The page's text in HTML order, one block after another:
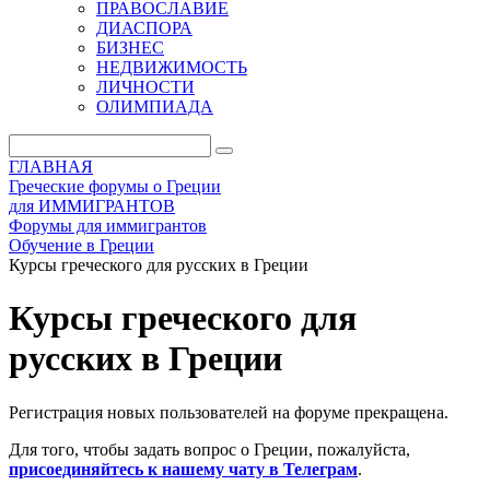
ПРАВОСЛАВИЕ
ДИАСПОРА
БИЗНЕС
НЕДВИЖИМОСТЬ
ЛИЧНОСТИ
ОЛИМПИАДА
ГЛАВНАЯ
Греческие форумы о Греции
для ИММИГРАНТОВ
Форумы для иммигрантов
Обучение в Греции
Курсы греческого для русских в Греции
Курсы греческого для
русских в Греции
Регистрация новых пользователей на форуме прекращена.
Для того, чтобы задать вопрос о Греции, пожалуйста,
присоединяйтесь к нашему чату в Телеграм.